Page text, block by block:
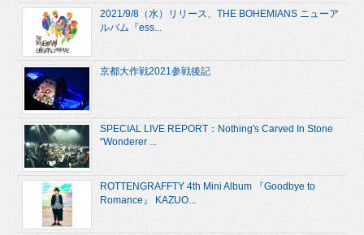
2021/9/8（水）リリース、THE BOHEMIANS ニューア
ルバム『ess...
京都大作戦2021参戦後記
SPECIAL LIVE REPORT：Nothing's Carved In Stone
“Wonderer ...
ROTTENGRAFFTY 4th Mini Album 『Goodbye to
Romance』 KAZUO...